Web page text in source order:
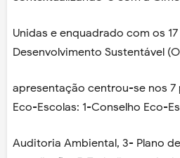
Unidas e enquadrado com os
Desenvolvimento Sustentável
apresentação centrou-se nos
Eco-Escolas: 1-Conselho Eco-
Auditoria Ambiental, 3- Plano